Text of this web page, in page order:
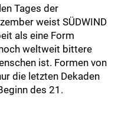
Tages der
weist SÜDWIND
als eine Form
weltweit bittere
ist. Formen von
die letzten Dekaden
des 21.